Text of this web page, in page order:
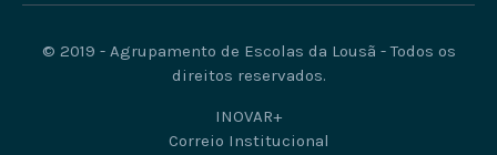
© 2019 - Agrupamento de Escolas da Lousã - Todos os
direitos reservados.
INOVAR+
Correio Institucional